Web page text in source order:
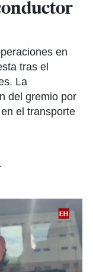
en
tras el
La
del gremio por
el transporte